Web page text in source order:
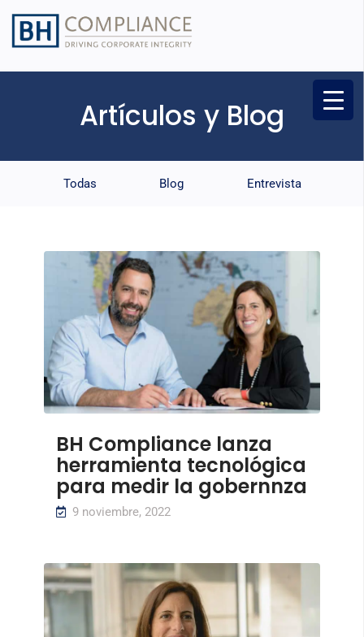
Artículos y Blog
Todas Blog Entrevista
BH Compliance lanza
herramienta tecnológica
para medir la gobernnza
9 noviembre, 2022